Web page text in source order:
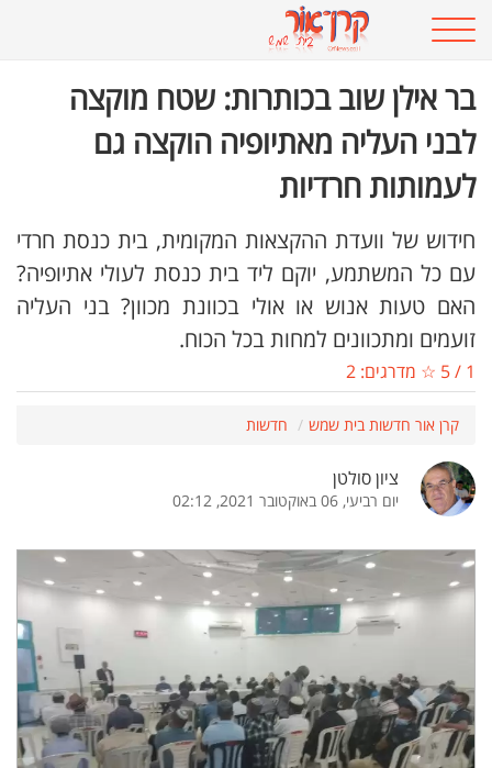
בר אילן שוב בכותרות: שטח מוקצה
לבני העליה מאתיופיה הוקצה גם
לעמותות חרדיות
חידוש של וועדת ההקצאות המקומית, בית כנסת חרדי
עם כל המשתמע, יוקם ליד בית כנסת לעולי אתיופיה?
האם טעות אנוש או אולי בכוונת מכוון? בני העליה
זועמים ומתכוונים למחות בכל הכוח.
1
/
5 ☆ מדרגים: 2
קרן אור חדשות בית שמש חדשות
ציון סולטן
יום רביעי, 06 באוקטובר 2021, 02:12